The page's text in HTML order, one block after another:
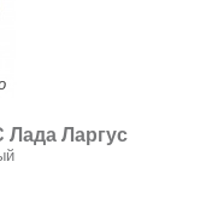
Ларгус